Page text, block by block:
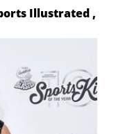
Illustrated ,